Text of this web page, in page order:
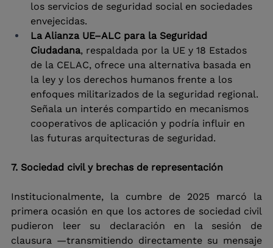
los servicios de seguridad social en sociedades
envejecidas.
La Alianza UE–ALC para la Seguridad
Ciudadana, respaldada por la UE y 18 Estados
de la CELAC, ofrece una alternativa basada en
la ley y los derechos humanos frente a los
enfoques militarizados de la seguridad regional.
Señala un interés compartido en mecanismos
cooperativos de aplicación y podría influir en
las futuras arquitecturas de seguridad.
7. Sociedad civil y brechas de representación
Institucionalmente, la cumbre de 2025 marcó la
primera ocasión en que los actores de sociedad civil
pudieron leer su declaración en la sesión de
clausura —transmitiendo directamente su mensaje